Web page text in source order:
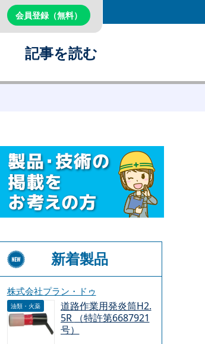
会員登録（無料）
記事を読む
新着製品
株式会社プラン・ドゥ
油類・火薬
道路作業用発炎筒H2.
5R （特許第6687921
号）